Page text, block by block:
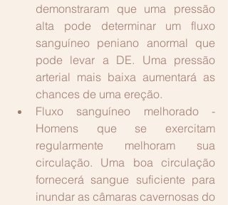
demonstraram que uma pressão
alta pode determinar um fluxo
sanguíneo peniano anormal que
pode levar a DE. Uma pressão
arterial mais baixa aumentará as
chances de uma ereção.
Fluxo sanguíneo melhorado -
Homens que se exercitam
regularmente melhoram sua
circulação. Uma boa circulação
fornecerá sangue suficiente para
inundar as câmaras cavernosas do